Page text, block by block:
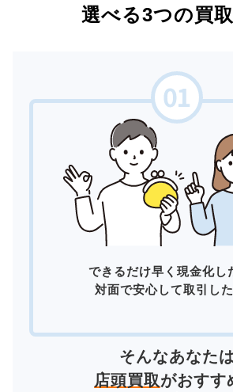
選べる3つの買
できるだけ早く現金化し
対面で安心して取引した
そんなあなたは
店頭買取がおすす